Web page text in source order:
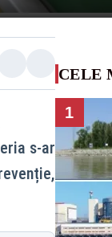
s-ar
CELE
1